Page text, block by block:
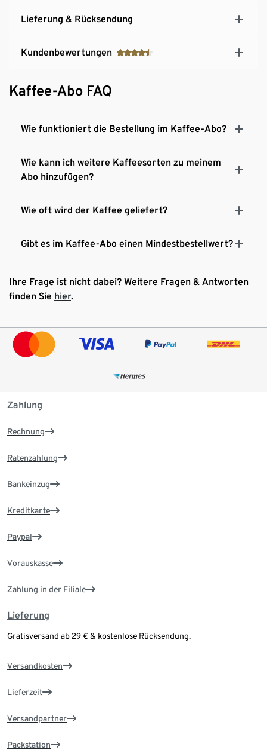
Lieferung & Rücksendung
Kundenbewertungen
Kaffee-Abo FAQ
Wie funktioniert die Bestellung im Kaffee-Abo?
Wie kann ich weitere Kaffeesorten zu meinem
Abo hinzufügen?
Wie oft wird der Kaffee geliefert?
Gibt es im Kaffee-Abo einen Mindestbestellwert?
Ihre Frage ist nicht dabei? Weitere Fragen & Antworten
finden Sie hier.
Zahlung
Rechnung
Ratenzahlung
Bankeinzug
Kreditkarte
Paypal
Vorauskasse
Zahlung in der Filiale
Lieferung
Gratisversand ab 29 € & kostenlose Rücksendung.
Versandkosten
Lieferzeit
Versandpartner
Packstation